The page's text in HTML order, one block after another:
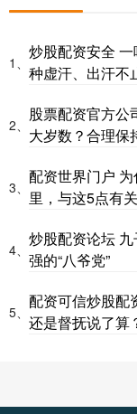
1、
炒股配资安全
种虚汗、出汗不
2、
股票配资官方公
大岁数？合理保
3、
配资世界门户
里，与这5点有
4、
炒股配资论坛
强的“八爷党”
5、
配资可信炒股配
还是督抚说了算